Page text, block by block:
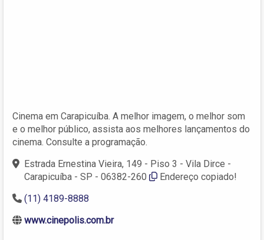
Cinema em Carapicuíba. A melhor imagem, o melhor som
e o melhor público, assista aos melhores lançamentos do
cinema. Consulte a programação.
Estrada Ernestina Vieira, 149 - Piso 3 - Vila Dirce -
Carapicuíba - SP - 06382-260
Endereço copiado!
(11) 4189-8888
www.cinepolis.com.br